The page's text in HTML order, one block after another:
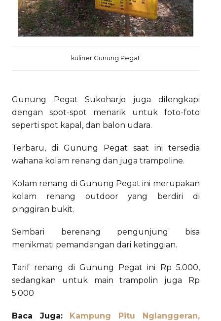
kuliner Gunung Pegat
Gunung Pegat Sukoharjo juga dilengkapi
dengan spot-spot menarik untuk foto-foto
seperti spot kapal, dan balon udara.
Terbaru, di Gunung Pegat saat ini tersedia
wahana kolam renang dan juga trampoline.
Kolam renang di Gunung Pegat ini merupakan
kolam renang outdoor yang berdiri di
pinggiran bukit.
Sembari berenang pengunjung bisa
menikmati pemandangan dari ketinggian.
Tarif renang di Gunung Pegat ini Rp 5.000,
sedangkan untuk main trampolin juga Rp
5.000
Baca Juga: Kampung Pitu Nglanggeran,